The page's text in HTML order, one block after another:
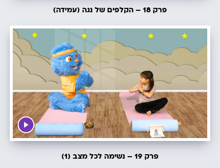
פרק 18 – הקלפים של נגה (עמידה)
פרק 19 – נשימה לכל מצב (1)